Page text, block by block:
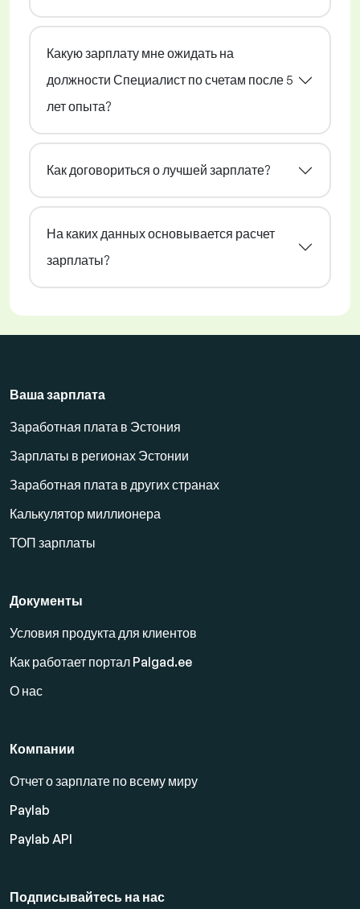
Какую зарплату мне ожидать на
должности Специалист по счетам после 5
лет опыта?
Как договориться о лучшей зарплате?
На каких данных основывается расчет
зарплаты?
Ваша зарплата
Заработная плата в Эстония
Зарплаты в регионах Эстонии
Заработная плата в других странах
Калькулятор миллионера
ТОП зарплаты
Документы
Условия продукта для клиентов
Как работает портал Palgad.ee
О нас
Компании
Отчет о зарплате по всему миру
Paylab
Paylab API
Подписывайтесь на нас